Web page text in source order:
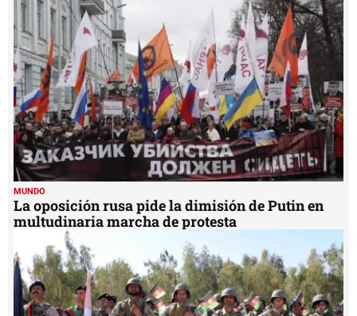
MUNDO
La oposición rusa pide la dimisión de Putin en
multudinaria marcha de protesta